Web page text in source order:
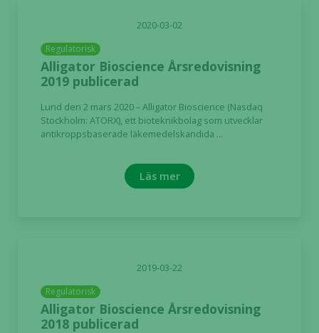
2020-03-02
Regulatorisk
Alligator Bioscience Årsredovisning
2019 publicerad
Lund den 2 mars 2020 – Alligator Bioscience (Nasdaq
Stockholm: ATORX), ett bioteknikbolag som utvecklar
antikroppsbaserade läkemedelskandida ...
Läs mer
2019-03-22
Regulatorisk
Alligator Bioscience Årsredovisning
2018 publicerad
Dessa kakor
går inte att